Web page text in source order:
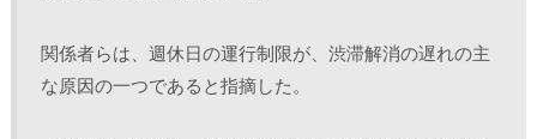
関係者らは、週休日の運行制限が、渋滞解消の遅れの主
な原因の一つであると指摘した。